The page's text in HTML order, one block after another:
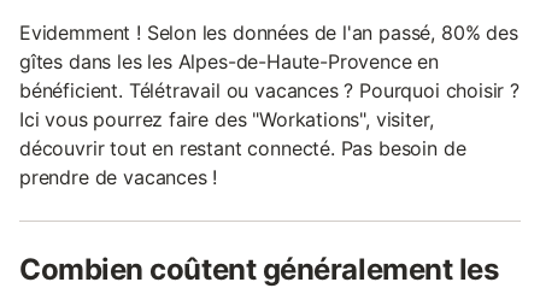
Evidemment ! Selon les données de l'an passé, 80% des
gîtes dans les les Alpes-de-Haute-Provence en
bénéficient. Télétravail ou vacances ? Pourquoi choisir ?
Ici vous pourrez faire des "Workations", visiter,
découvrir tout en restant connecté. Pas besoin de
prendre de vacances !
Combien coûtent généralement les